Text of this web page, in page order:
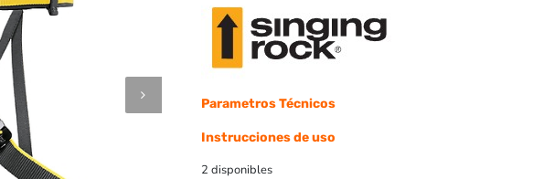
Parametros Técnicos
Instrucciones de uso
2 disponibles